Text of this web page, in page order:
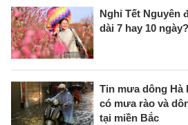
Nghỉ Tết Nguyên
dài 7 hay 10 ngày?
Tin mưa dông Hà
có mưa rào và
tại miền Bắc